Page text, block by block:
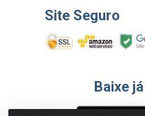
Site Seguro
Baixe